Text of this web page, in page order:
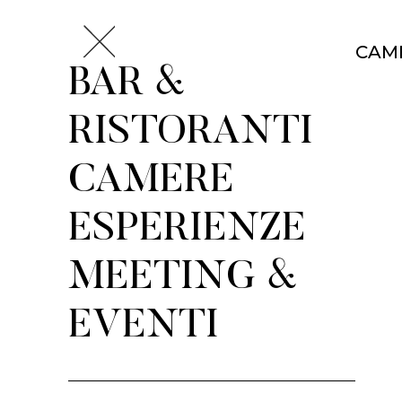
BAR &
RISTORANTI
CAMERE
ESPERIENZE
MEETING &
EVENTI